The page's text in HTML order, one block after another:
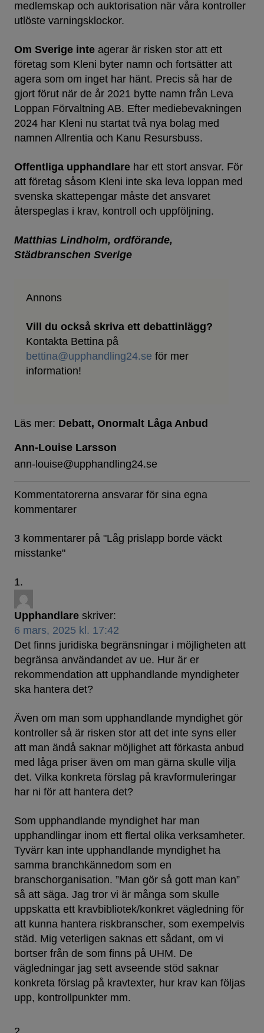
medlemskap och auktorisation när våra kontroller
utlöste varningsklockor.
Om Sverige inte agerar är risken stor att ett
företag som Kleni byter namn och fortsätter att
agera som om inget har hänt. Precis så har de
gjort förut när de år 2021 bytte namn från Leva
Loppan Förvaltning AB. Efter mediebevakningen
2024 har Kleni nu startat två nya bolag med
namnen Allrentia och Kanu Resursbuss.
Offentliga upphandlare har ett stort ansvar. För
att företag såsom Kleni inte ska leva loppan med
svenska skattepengar måste det ansvaret
återspeglas i krav, kontroll och uppföljning.
Matthias Lindholm, ordförande,
Städbranschen Sverige
Annons
Vill du också skriva ett debattinlägg?
Kontakta Bettina på
bettina@upphandling24.se för mer
information!
Läs mer: Debatt Onormalt Låga Anbud
Ann-Louise Larsson
ann-louise@upphandling24.se
Kommentatorerna ansvarar för sina egna
kommentarer
3 kommentarer på "Låg prislapp borde väckt
misstanke"
Upphandlare skriver:
6 mars, 2025 kl. 17:42
Det finns juridiska begränsningar i möjligheten att
begränsa användandet av ue. Hur är er
rekommendation att upphandlande myndigheter
ska hantera det?
Även om man som upphandlande myndighet gör
kontroller så är risken stor att det inte syns eller
att man ändå saknar möjlighet att förkasta anbud
med låga priser även om man gärna skulle vilja
det. Vilka konkreta förslag på kravformuleringar
har ni för att hantera det?
Som upphandlande myndighet har man
upphandlingar inom ett flertal olika verksamheter.
Tyvärr kan inte upphandlande myndighet ha
samma branchkännedom som en
branschorganisation. ”Man gör så gott man kan”
så att säga. Jag tror vi är många som skulle
uppskatta ett kravbibliotek/konkret vägledning för
att kunna hantera riskbranscher, som exempelvis
städ. Mig veterligen saknas ett sådant, om vi
bortser från de som finns på UHM. De
vägledningar jag sett avseende stöd saknar
konkreta förslag på kravtexter, hur krav kan följas
upp, kontrollpunkter mm.